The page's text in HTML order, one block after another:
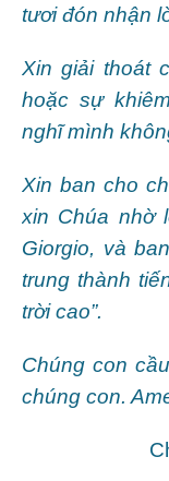
tươi đón nhận
Xin giải thoát
hoặc sự
nghĩ mình
Xin ban cho
xin Chúa nhờ
Giorgio, và
trung thành
trời cao”.
Chúng con
chúng con.